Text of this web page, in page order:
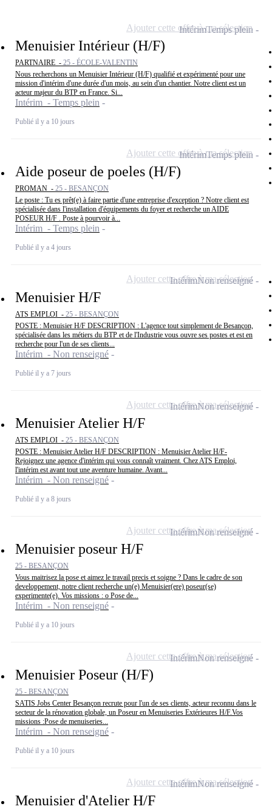
Menuisier Intérieur (H/F)
PARTNAIRE - 25 - ÉCOLE-VALENTIN
Nous recherchons un Menuisier Intérieur (H/F) qualifié et expérimenté pour une
mission d'intérim d'une durée d'un mois, au sein d'un chantier. Notre client est un
acteur majeur du BTP en France. Si...
Intérim - Temps plein
Publié il y a 10 jours
IntérimTemps plein
Ajouter cette offre à ma sélection
Aide poseur de poeles (H/F)
PROMAN - 25 - BESANÇON
Le poste : Tu es prêt(e) à faire partie d'une entreprise d'exception ? Notre client est
spécialisée dans l'installation d'équipements du foyer et recherche un AIDE
POSEUR H/F . Poste à pourvoir à...
Intérim - Temps plein
Publié il y a 4 jours
IntérimTemps plein
Ajouter cette offre à ma sélection
Menuisier H/F
ATS EMPLOI - 25 - BESANÇON
POSTE : Menuisier H/F DESCRIPTION : L'agence tout simplement de Besançon,
spécialisée dans les métiers du BTP et de l'Industrie vous ouvre ses postes et est en
recherche pour l'un de ses clients...
Intérim - Non renseigné
Publié il y a 7 jours
IntérimNon renseigné
Ajouter cette offre à ma sélection
Menuisier Atelier H/F
ATS EMPLOI - 25 - BESANÇON
POSTE : Menuisier Atelier H/F DESCRIPTION : Menuisier Atelier H/F-
Rejoignez une agence d'intérim qui vous connaît vraiment. Chez ATS Emploi,
l'intérim est avant tout une aventure humaine. Avant...
Intérim - Non renseigné
Publié il y a 8 jours
IntérimNon renseigné
Ajouter cette offre à ma sélection
Menuisier poseur H/F
25 - BESANÇON
Vous maitrisez la pose et aimez le travail precis et soigne ? Dans le cadre de son
developpement, notre client recherche un(e) Menuisier(ere) poseur(se)
experimente(e). Vos missions : o Pose de...
Intérim - Non renseigné
Publié il y a 10 jours
IntérimNon renseigné
Ajouter cette offre à ma sélection
Menuisier Poseur (H/F)
25 - BESANÇON
SATIS Jobs Center Besançon recrute pour l'un de ses clients, acteur reconnu dans le
secteur de la rénovation globale, un Poseur en Menuiseries Extérieures H/F.Vos
missions :Pose de menuiseries...
Intérim - Non renseigné
Publié il y a 10 jours
IntérimNon renseigné
Ajouter cette offre à ma sélection
Menuisier d'Atelier H/F
IntérimNon renseigné
Ajouter cette offre à ma sélection